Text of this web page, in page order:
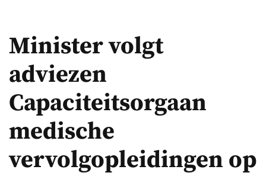
Minister volgt
adviezen
Capaciteitsorgaan
medische
vervolgopleidingen op